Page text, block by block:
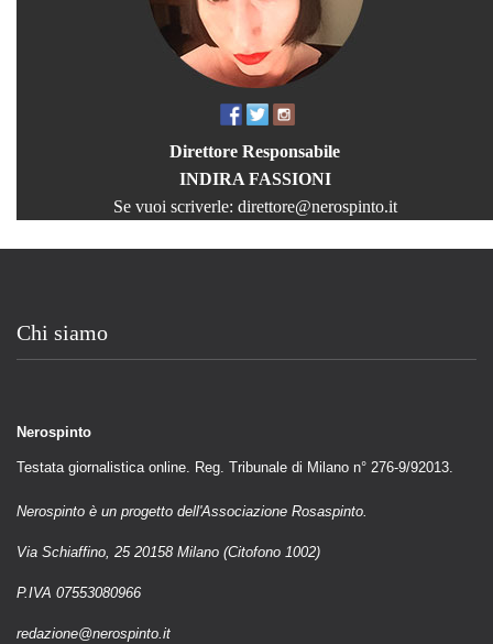
Direttore Responsabile
INDIRA FASSIONI
Se vuoi scriverle: direttore@nerospinto.it
Chi siamo
Nerospinto
Testata giornalistica online. Reg. Tribunale di Milano n° 276-9/92013.
Nerospinto è un progetto dell'Associazione Rosaspinto.
Via Schiaffino, 25 20158 Milano (Citofono 1002)
P.IVA 07553080966
redazione@nerospinto.it